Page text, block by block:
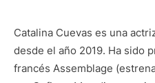
Catalina Cuevas es una
desde el año 2019. Ha sido
francés Assemblage